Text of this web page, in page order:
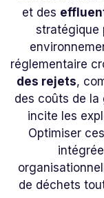
et des
stratégique
réglementaire
des rejets,
des coûts de la
incite les
Optimiser
de déchets